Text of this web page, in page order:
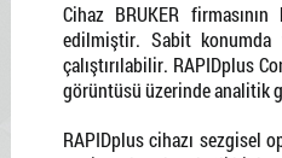
Cihaz BRUKER
edilmiştir. Sabit konumda
çalıştırılabilir. RAPIDplus
görüntüsü üzerinde analitik
RAPIDplus cihazı sezgisel